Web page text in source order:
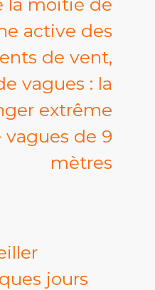
active des
de vent,
vagues : la
extrême
vagues de 9
mètres
jours